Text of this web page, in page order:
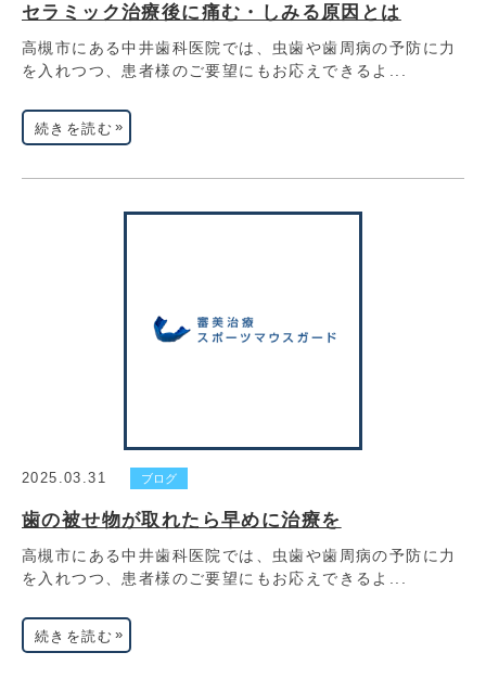
セラミック治療後に痛む・しみる原因とは
高槻市にある中井歯科医院では、虫歯や歯周病の予防に力
を入れつつ、患者様のご要望にもお応えできるよ...
続きを読む »
2025.03.31 ブログ
歯の被せ物が取れたら早めに治療を
高槻市にある中井歯科医院では、虫歯や歯周病の予防に力
を入れつつ、患者様のご要望にもお応えできるよ...
続きを読む »